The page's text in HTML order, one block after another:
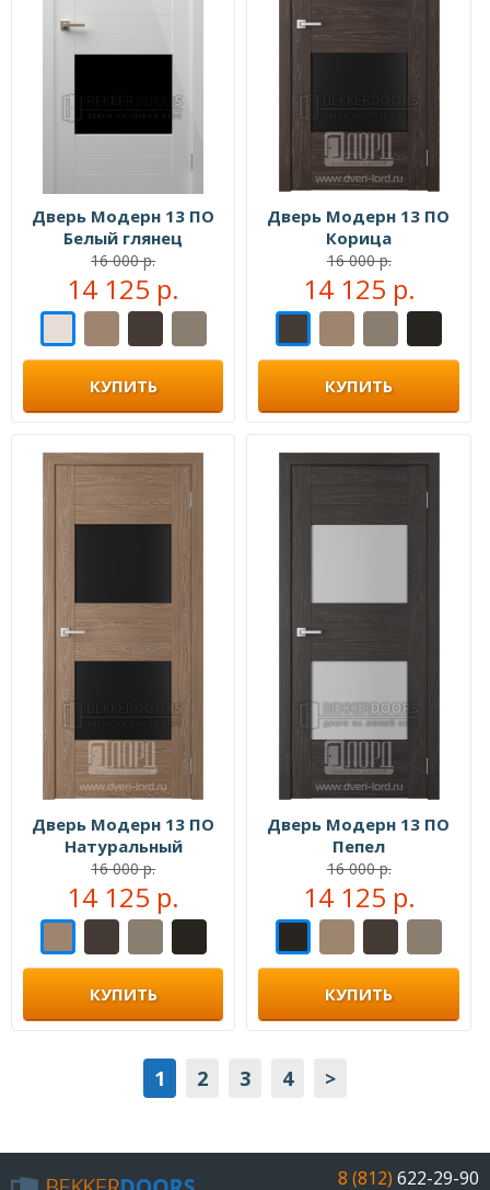
Дверь Модерн 13 ПО
Белый глянец
16 000 р.
14 125 р.
КУПИТЬ
Дверь Модерн 13 ПО
Корица
16 000 р.
14 125 р.
КУПИТЬ
Дверь Модерн 13 ПО
Натуральный
16 000 р.
14 125 р.
КУПИТЬ
Дверь Модерн 13 ПО
Пепел
16 000 р.
14 125 р.
КУПИТЬ
1 2 3 4 >
8 (812) 622-29-90